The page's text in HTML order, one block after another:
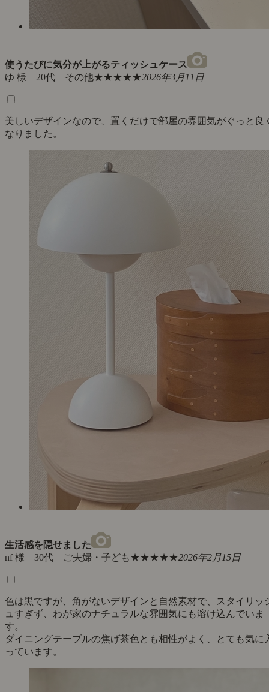
使うたびに気分が上がるティッシュケース
ゆ 様 20代 その他★★★★★2026年3月11日
美しいデザインなので、置くだけで部屋の雰囲気がぐっと良
なりました。
生活感を隠せました
nf 様 30代 ご夫婦・子ども★★★★★2026年2月15日
色は黒ですが、角がないデザインと自然素材で、スタイリッ
ュすぎず、わが家のナチュラルな雰囲気にも溶け込んでいま
す。
ダイニングテーブルの焦げ茶色とも相性がよく、とても気に
っています。